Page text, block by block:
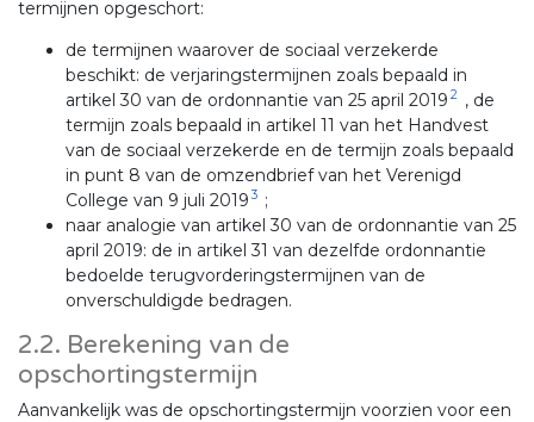
termijnen opgeschort:
de termijnen waarover de sociaal verzekerde
beschikt: de verjaringstermijnen zoals bepaald in
artikel 30 van de ordonnantie van 25 april 2019 2 , de
termijn zoals bepaald in artikel 11 van het Handvest
van de sociaal verzekerde en de termijn zoals bepaald
in punt 8 van de omzendbrief van het Verenigd
College van 9 juli 2019 3 ;
naar analogie van artikel 30 van de ordonnantie van 25
april 2019: de in artikel 31 van dezelfde ordonnantie
bedoelde terugvorderingstermijnen van de
onverschuldigde bedragen.
2.2. Berekening van de
opschortingstermijn
Aanvankelijk was de opschortingstermijn voorzien voor een